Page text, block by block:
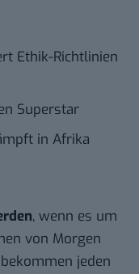
Ethik-Richtlinien
Superstar
in Afrika
, wenn es um
von Morgen
jeden